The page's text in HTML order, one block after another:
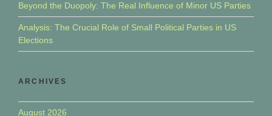
Beyond the Duopoly: The Real Influence of Minor US Parties
Analysis: The Crucial Role of Small Political Parties in US
Elections
ARCHIVES
August 2026